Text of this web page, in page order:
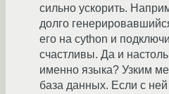
сильно ускорить.
долго
его на cython и
счастливы. Да и
именно языка? Узким
база данных. Если с ней